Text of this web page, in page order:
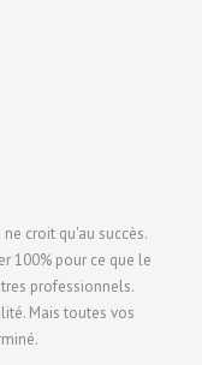
croit qu'au succès.
100% pour ce que le
professionnels.
Mais toutes vos